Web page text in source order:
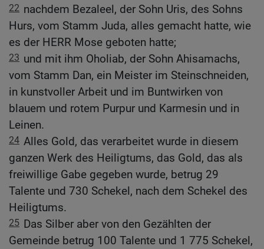
22 nachdem Bezaleel, der Sohn Uris, des Sohns
Hurs, vom Stamm Juda, alles gemacht hatte, wie
es der HERR Mose geboten hatte;
23 und mit ihm Oholiab, der Sohn Ahisamachs,
vom Stamm Dan, ein Meister im Steinschneiden,
in kunstvoller Arbeit und im Buntwirken von
blauem und rotem Purpur und Karmesin und in
Leinen.
24 Alles Gold, das verarbeitet wurde in diesem
ganzen Werk des Heiligtums, das Gold, das als
freiwillige Gabe gegeben wurde, betrug 29
Talente und 730 Schekel, nach dem Schekel des
Heiligtums.
25 Das Silber aber von den Gezählten der
Gemeinde betrug 100 Talente und 1 775 Schekel,